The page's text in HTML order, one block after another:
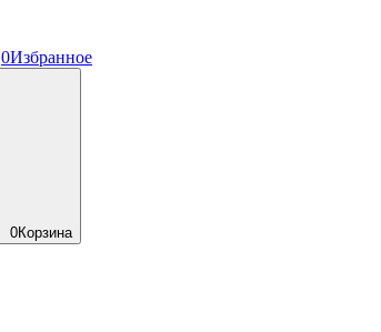
0Избранное
0Корзина